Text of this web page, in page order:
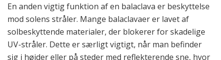
En anden vigtig funktion af en balaclava er beskyttelse
mod solens stråler. Mange balaclavaer er lavet af
solbeskyttende materialer, der blokerer for skadelige
UV-stråler. Dette er særligt vigtigt, når man befinder
sig i højder eller på steder med reflekterende sne, hvor